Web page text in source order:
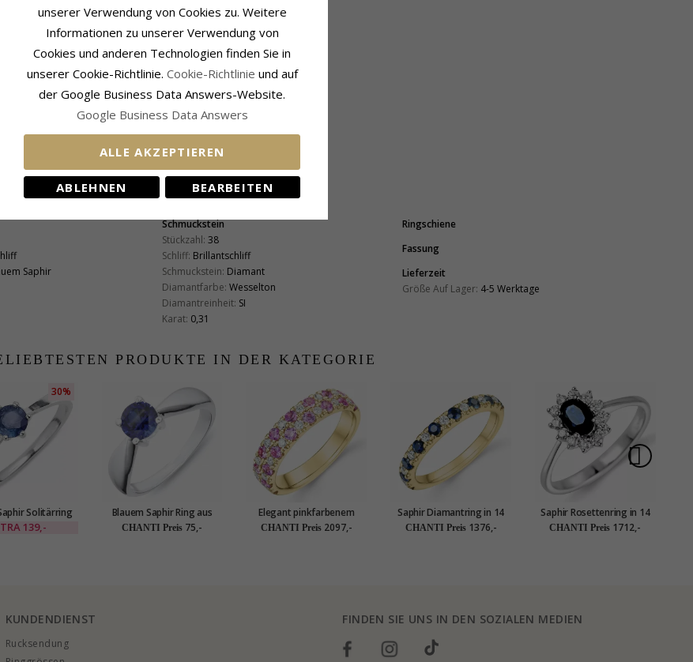
Saphir
Schmuckstein
Stückzahl: 38
Schliff: Brillantschliff
Schmuckstein: Diamant
Diamantfarbe: Wesselton
Diamantreinheit: SI
Karat: 0,31
Ringschiene
Fassung
Lieferzeit
Größe Auf Lager: 4-5 Werktage
PRODUKTE IN DER KATEGORIE
30%
Solitärring
Silber
139,-
Blauem Saphir Ring aus
Silber
CHANTI Preis 75,-
Elegant pinkfarbenem
Saphir Diamantring in 14
CHANTI Preis 2097,-
Saphir Diamantring in 14
Karat Gold 0,128 ct 0,513 ct
CHANTI Preis 1376,-
Saphir Rosettenring in 14
Karat Weißgold 0,26 ct 0,65
CHANTI Preis 1712,-
KUNDENDIENST
Rucksendung
FINDEN SIE UNS IN DEN SOZIALEN MEDIEN
unserer Verwendung von Cookies zu. Weitere
Informationen zu unserer Verwendung von
Cookies und anderen Technologien finden Sie in
unserer Cookie-Richtlinie. Cookie-Richtlinie und auf
der Google Business Data Answers-Website.
Google Business Data Answers
ALLE AKZEPTIEREN
ABLEHNEN BEARBEITEN